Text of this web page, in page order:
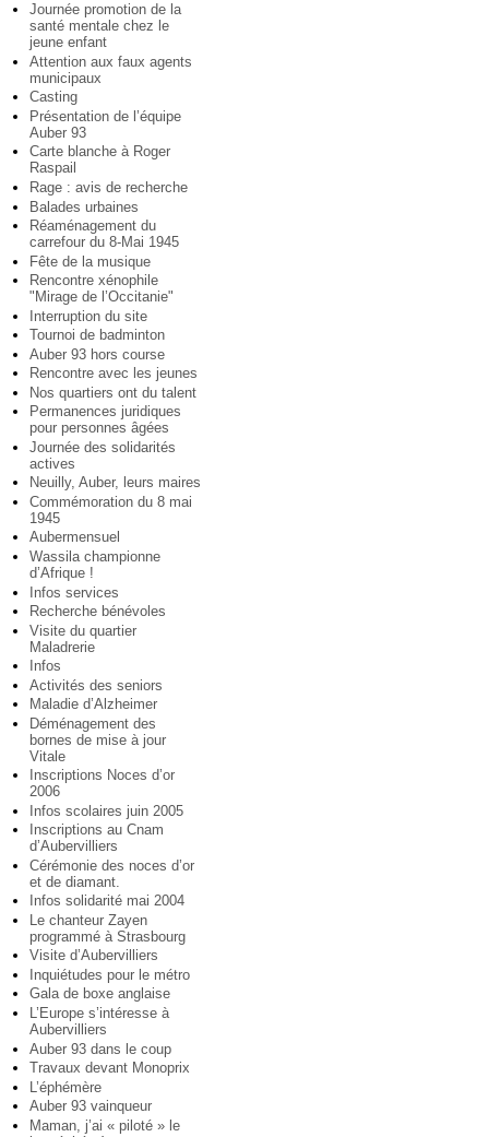
Journée promotion de la
santé mentale chez le
jeune enfant
Attention aux faux agents
municipaux
Casting
Présentation de l’équipe
Auber 93
Carte blanche à Roger
Raspail
Rage : avis de recherche
Balades urbaines
Réaménagement du
carrefour du 8-Mai 1945
Fête de la musique
Rencontre xénophile
"Mirage de l’Occitanie"
Interruption du site
Tournoi de badminton
Auber 93 hors course
Rencontre avec les jeunes
Nos quartiers ont du talent
Permanences juridiques
pour personnes âgées
Journée des solidarités
actives
Neuilly, Auber, leurs maires
Commémoration du 8 mai
1945
Aubermensuel
Wassila championne
d’Afrique !
Infos services
Recherche bénévoles
Visite du quartier
Maladrerie
Infos
Activités des seniors
Maladie d’Alzheimer
Déménagement des
bornes de mise à jour
Vitale
Inscriptions Noces d’or
2006
Infos scolaires juin 2005
Inscriptions au Cnam
d’Aubervilliers
Cérémonie des noces d’or
et de diamant.
Infos solidarité mai 2004
Le chanteur Zayen
programmé à Strasbourg
Visite d’Aubervilliers
Inquiétudes pour le métro
Gala de boxe anglaise
L’Europe s’intéresse à
Aubervilliers
Auber 93 dans le coup
Travaux devant Monoprix
L’éphémère
Auber 93 vainqueur
Maman, j’ai « piloté » le